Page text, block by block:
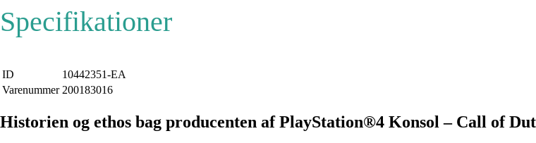
Specifikationer
ID
10442351-EA
Varenummer 200183016
Historien og ethos bag producenten af PlayStation®4 Konsol – Call of